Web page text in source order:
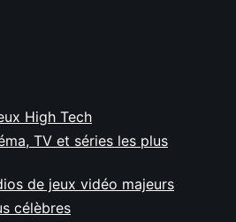
High Tech
TV et séries les plus
de jeux vidéo majeurs
célèbres